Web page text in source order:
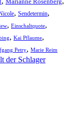
, Sendetermin,
, Einschaltquote,
, Kai Pflaume,
Petry, Marie Reim